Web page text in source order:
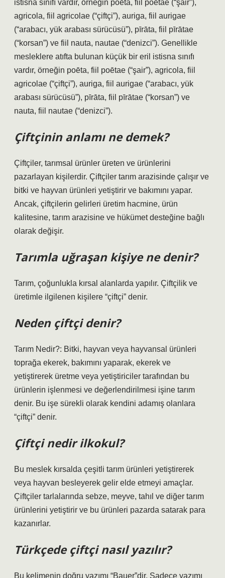
istisna sınıfı vardır, örneğin poēta, fiil poētae (“şair”),
agricola, fiil agricolae (“çiftçi”), auriga, fiil aurigae
(“arabacı, yük arabası sürücüsü”), pīrāta, fiil pīrātae
(“korsan”) ve fiil nauta, nautae (“denizci”). Genellikle
mesleklere atıfta bulunan küçük bir eril istisna sınıfı
vardır, örneğin poēta, fiil poētae (“şair”), agricola, fiil
agricolae (“çiftçi”), auriga, fiil aurigae (“arabacı, yük
arabası sürücüsü”), pīrāta, fiil pīrātae (“korsan”) ve
nauta, fiil nautae (“denizci”).
Çiftçinin anlamı ne demek?
Çiftçiler, tarımsal ürünler üreten ve ürünlerini
pazarlayan kişilerdir. Çiftçiler tarım arazisinde çalışır ve
bitki ve hayvan ürünleri yetiştirir ve bakımını yapar.
Ancak, çiftçilerin gelirleri üretim hacmine, ürün
kalitesine, tarım arazisine ve hükümet desteğine bağlı
olarak değişir.
Tarımla uğraşan kişiye ne denir?
Tarım, çoğunlukla kırsal alanlarda yapılır. Çiftçilik ve
üretimle ilgilenen kişilere “çiftçi” denir.
Neden çiftçi denir?
Tarım Nedir?: Bitki, hayvan veya hayvansal ürünleri
toprağa ekerek, bakımını yaparak, ekerek ve
yetiştirerek üretme veya yetiştiriciler tarafından bu
ürünlerin işlenmesi ve değerlendirilmesi işine tarım
denir. Bu işe sürekli olarak kendini adamış olanlara
“çiftçi” denir.
Çiftçi nedir ilkokul?
Bu meslek kırsalda çeşitli tarım ürünleri yetiştirerek
veya hayvan besleyerek gelir elde etmeyi amaçlar.
Çiftçiler tarlalarında sebze, meyve, tahıl ve diğer tarım
ürünlerini yetiştirir ve bu ürünleri pazarda satarak para
kazanırlar.
Türkçede çiftçi nasıl yazılır?
Bu kelimenin doğru yazımı “Bauer”dir. Sadece yazımı